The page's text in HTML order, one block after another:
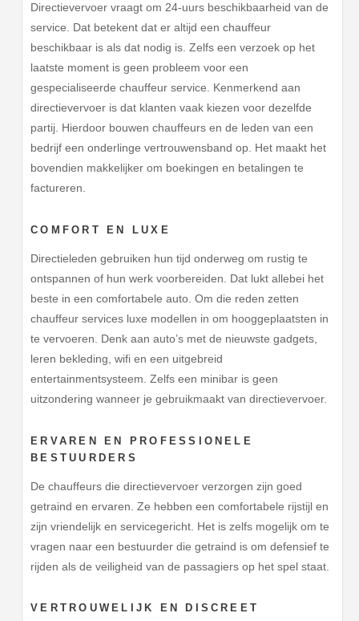
Directievervoer vraagt om 24-uurs beschikbaarheid van de
service. Dat betekent dat er altijd een chauffeur
beschikbaar is als dat nodig is. Zelfs een verzoek op het
laatste moment is geen probleem voor een
gespecialiseerde chauffeur service. Kenmerkend aan
directievervoer is dat klanten vaak kiezen voor dezelfde
partij. Hierdoor bouwen chauffeurs en de leden van een
bedrijf een onderlinge vertrouwensband op. Het maakt het
bovendien makkelijker om boekingen en betalingen te
factureren.
COMFORT EN LUXE
Directieleden gebruiken hun tijd onderweg om rustig te
ontspannen of hun werk voorbereiden. Dat lukt allebei het
beste in een comfortabele auto. Om die reden zetten
chauffeur services luxe modellen in om hooggeplaatsten in
te vervoeren. Denk aan auto’s met de nieuwste gadgets,
leren bekleding, wifi en een uitgebreid
entertainmentsysteem. Zelfs een minibar is geen
uitzondering wanneer je gebruikmaakt van directievervoer.
ERVAREN EN PROFESSIONELE
BESTUURDERS
De chauffeurs die directievervoer verzorgen zijn goed
getraind en ervaren. Ze hebben een comfortabele rijstijl en
zijn vriendelijk en servicegericht. Het is zelfs mogelijk om te
vragen naar een bestuurder die getraind is om defensief te
rijden als de veiligheid van de passagiers op het spel staat.
VERTROUWELIJK EN DISCREET